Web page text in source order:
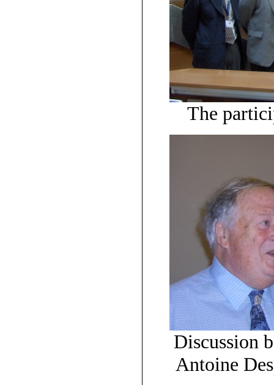
The
Discussion
Antoine